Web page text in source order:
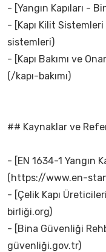
- [Yangın Kapıları -
- [Kapı Kilit
sistemleri)
- [Kapı Bakımı ve
(/kapı-bakımı)
## Kaynaklar ve
- [EN 1634-1 Yangın
(https://www.en-
- [Çelik Kapı
birliği.org)
- [Bina Güvenliği
güvenliği.gov.tr)